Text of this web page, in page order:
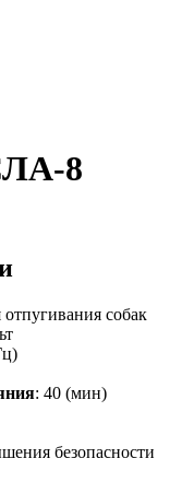
8
собак
: 40 (мин)
безопасности